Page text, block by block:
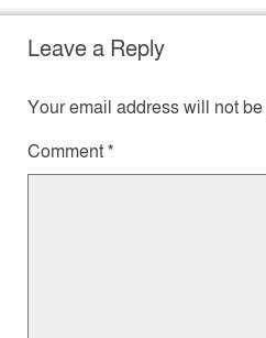
Leave a Reply
Your email address will not
Comment*